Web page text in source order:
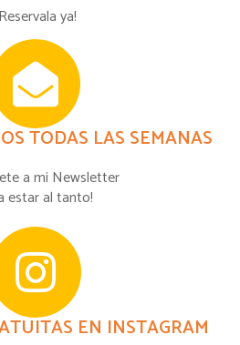
ya!
TODAS LAS SEMANAS
a mi Newsletter
estar al tanto!
EN INSTAGRAM